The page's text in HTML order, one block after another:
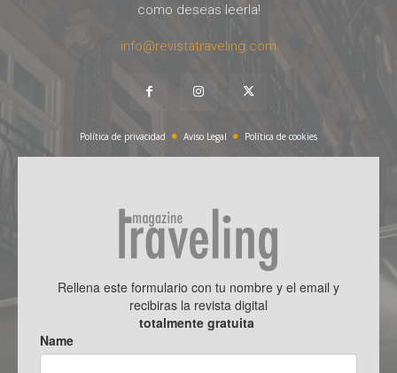
como deseas leerla!
info@revistatraveling.com
Política de privacidad Aviso Legal Política de cookies